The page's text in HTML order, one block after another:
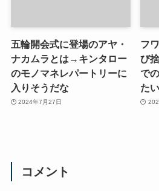
五輪開会式に登場のアヤ・
ナカムラとは→キンタロー
のモノマネレパートリーに
入りそうだな
2024年7月27日
フ
び
で
たい
コメント